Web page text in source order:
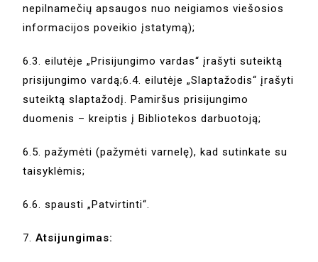
nepilnamečių apsaugos nuo neigiamos viešosios
informacijos poveikio įstatymą);
6.3. eilutėje „Prisijungimo vardas“ įrašyti suteiktą
prisijungimo vardą;6.4. eilutėje „Slaptažodis“ įrašyti
suteiktą slaptažodį. Pamiršus prisijungimo
duomenis – kreiptis į Bibliotekos darbuotoją;
6.5. pažymėti (pažymėti varnelę), kad sutinkate su
taisyklėmis;
6.6. spausti „Patvirtinti“.
7. Atsijungimas: